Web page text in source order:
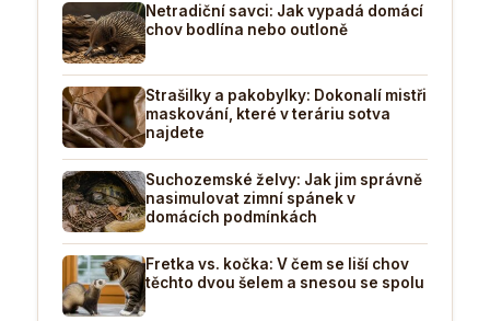
Netradiční savci: Jak vypadá domácí
chov bodlína nebo outloně
Strašilky a pakobylky: Dokonalí mistři
maskování, které v teráriu sotva
najdete
Suchozemské želvy: Jak jim správně
nasimulovat zimní spánek v
domácích podmínkách
Fretka vs. kočka: V čem se liší chov
těchto dvou šelem a snesou se spolu